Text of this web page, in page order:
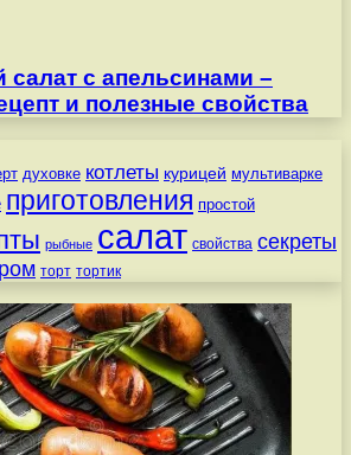
с апельсинами –
и полезные свойства
духовке котлеты курицей мультиварке
приготовления простой
рыбные салат свойства секреты
торт тортик